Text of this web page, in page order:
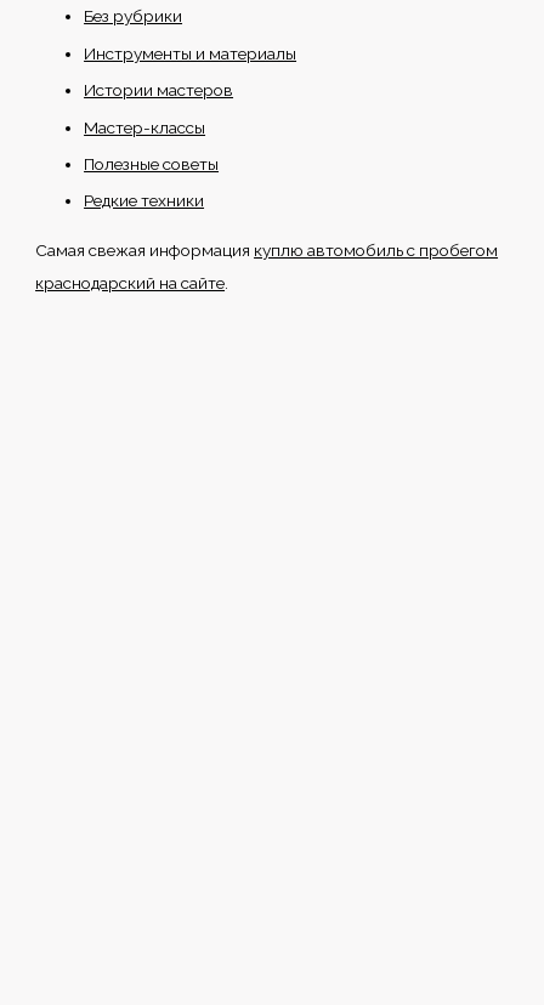
Без рубрики
Инструменты и материалы
Истории мастеров
Мастер-классы
Полезные советы
Редкие техники
Самая свежая информация куплю автомобиль с пробегом
краснодарский на сайте